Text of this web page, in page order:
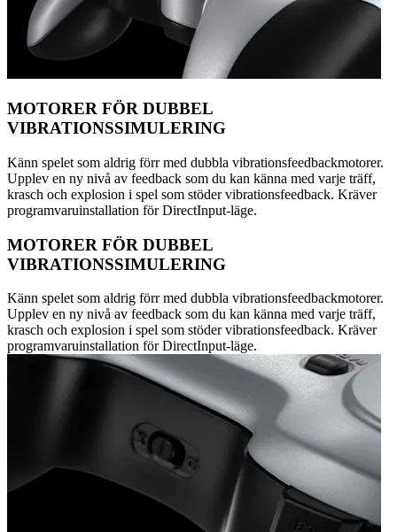
MOTORER FÖR DUBBEL
VIBRATIONSSIMULERING
Känn spelet som aldrig förr med dubbla vibrationsfeedbackmotorer.
Upplev en ny nivå av feedback som du kan känna med varje träff,
krasch och explosion i spel som stöder vibrationsfeedback. Kräver
programvaruinstallation för DirectInput-läge.
MOTORER FÖR DUBBEL
VIBRATIONSSIMULERING
Känn spelet som aldrig förr med dubbla vibrationsfeedbackmotorer.
Upplev en ny nivå av feedback som du kan känna med varje träff,
krasch och explosion i spel som stöder vibrationsfeedback. Kräver
programvaruinstallation för DirectInput-läge.